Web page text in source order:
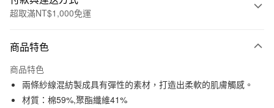
超取滿NT$1,000免運
信用卡一次付款
信用卡分期付款
3 期 0 利率 每期NT$317
商品特色
商品特色
兩條紗線混紡製成具有彈性的素材，打造出柔軟的肌膚觸感。
材質：棉59%,聚酯纖維41%